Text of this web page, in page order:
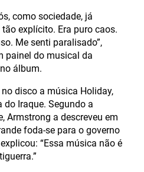
como sociedade, já
explícito. Era puro caos.
Me senti paralisado”,
painel do musical da
álbum.
disco a música Holiday,
do Iraque. Segundo a
Armstrong a descreveu em
foda-se para o governo
“Essa música não é